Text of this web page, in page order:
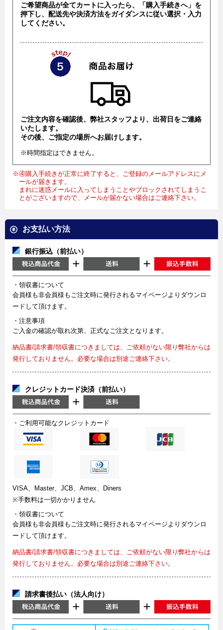
ご希望商品が全てカートに入ったら、「購入手続きへ」を
押下し、配送先や決済方法をガイダンスに従い選択・入力
してください。
ご注文内容を確認後、弊社スタッフより、出荷日をご連絡
いたします。
その後、ご指定の場所へお届けします。
※時間指定はできません。
※④購入手続きが正常に終了すると、ご登録のメールアドレスにメ
ールが届きます。
まれに迷惑メールに入ってしまうことやブロックされてしまうこ
とがございますので、メールが届かない場合はご連絡下さい。
お支払い方法
銀行振込（前払い）
・領収書について
会員様も非会員様もご注文時に発行されるマイページよりダウンロ
ードして頂けます。
・注意事項
ご入金の確認が取れ次第、正式なご注文となります。
納品書/請求書/領収書につきましては、ご依頼がない限り弊社からは
発行しておりません。必要な場合は別途ご連絡下さい。
クレジットカード決済（前払い）
・ご利用可能なクレジットカード
VISA、Master、JCB、Amex、Diners
※手数料は一切かかりません
・領収書について
会員様も非会員様もご注文時に発行されるマイページよりダウンロ
ードして頂けます。
納品書/請求書/領収書につきましては、ご依頼がない限り弊社からは
発行しておりません。必要な場合は別途ご連絡下さい。
請求書後払い（法人向け）